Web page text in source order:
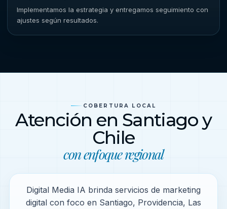
Implementamos la estrategia y entregamos seguimiento con
ajustes según resultados.
COBERTURA LOCAL
Atención en Santiago y
Chile
con enfoque regional
Digital Media IA brinda servicios de marketing
digital con foco en Santiago, Providencia, Las